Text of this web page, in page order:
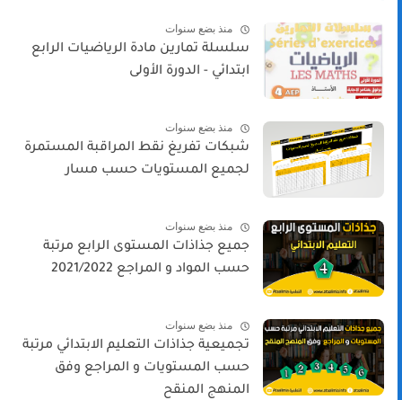
منذ بضع سنوات
سلسلة تمارين مادة الرياضيات الرابع
ابتدائي - الدورة الأولى
منذ بضع سنوات
شبكات تفريغ نقط المراقبة المستمرة
لجميع المستويات حسب مسار
منذ بضع سنوات
جميع جذاذات المستوى الرابع مرتبة
حسب المواد و المراجع 2021/2022
منذ بضع سنوات
تجميعية جذاذات التعليم الابتدائي مرتبة
حسب المستويات و المراجع وفق
المنهج المنقح